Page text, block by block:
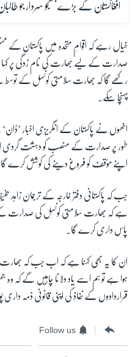
افغانستان کے بڑے جنگجو سردار جو
خیال رہے کہ اقوامِ متحدہ میں پاکستان کے
صدارت کے لیے بھارت کی نام زدگی پر کہا
رکھے گا کہ بھارت سلامتی کونسل کے
پہنچا سکے۔
انھوں نے پاکستان کے انگریزی اخبار
طور پر صدارت کے منصب کو دہشت گردی اور
اپنے مؤقف کو فروغ دینے کی کوشش کرے گا۔
جب کہ پاکستانی دفتر خارجہ کے ترجمان زاہد
ہے کہ بھارت سلامتی کونسل کی صدارت کے
پاس داری کرے گا۔
ان کا یہ بھی کہنا ہے کہ اب جب کہ بھارت
ہوا ہے تو ہم اسے یاد دلانا چاہیں گے کہ وہ
قراردادوں کے نفاذ کی اپنی قانونی ذمہ
Follow us